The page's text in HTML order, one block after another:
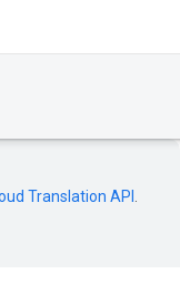
Translation API